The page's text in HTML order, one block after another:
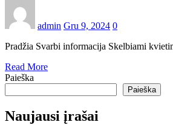
admin Gru 9, 2024 0
Pradžia Svarbi informacija Skelbiami
Read More
Paieška
Paieška
Naujausi įrašai